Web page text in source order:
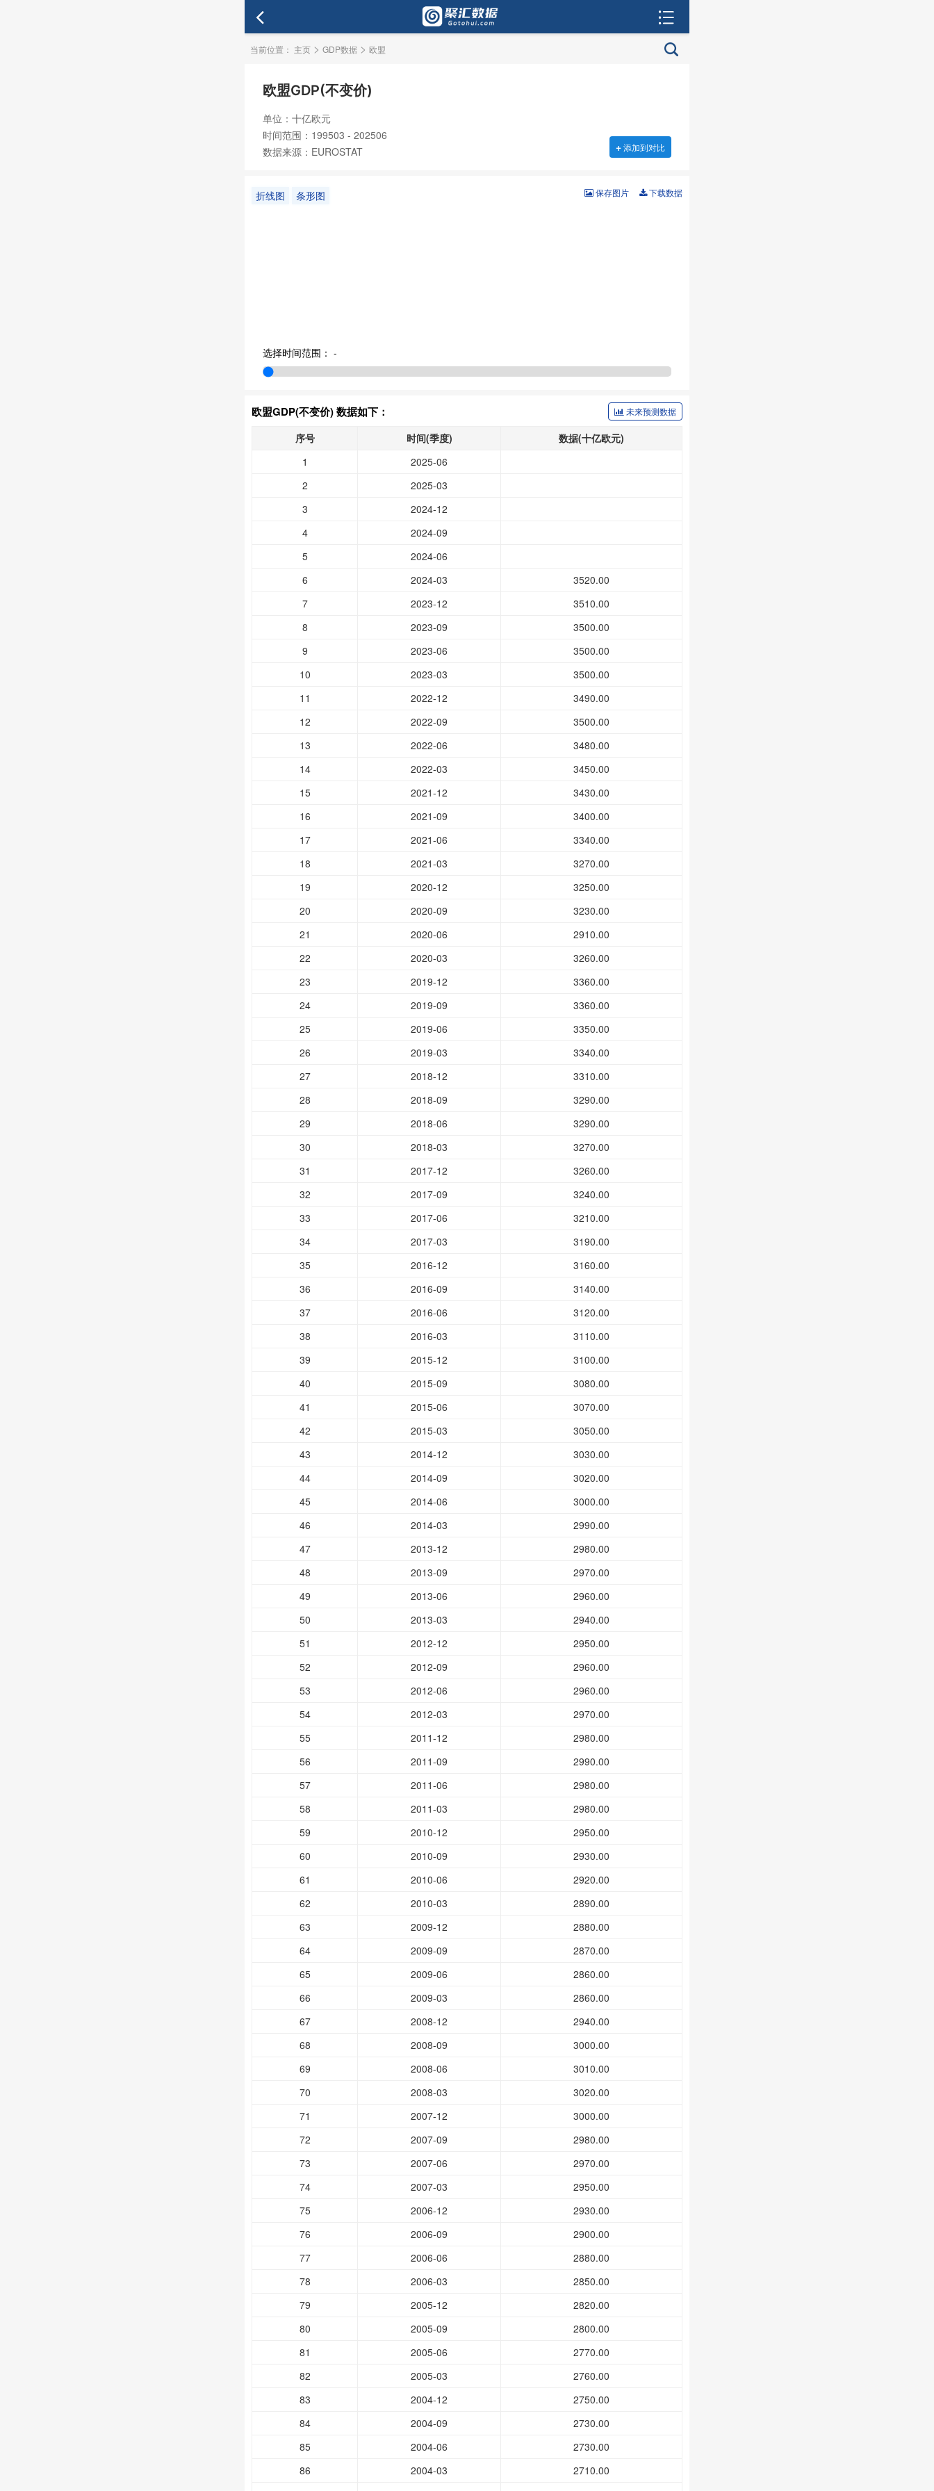
当前位置： 主页 > GDP数据 > 欧盟
欧盟GDP(不变价)
单位：十亿欧元
时间范围：199503 - 202506
数据来源：EUROSTAT
+添加到对比
折线图 条形图 下载数据
保存图片
选择时间范围： -
欧盟GDP(不变价) 数据如下： 未来预测数据
序号 时间(季度)
数据(十亿欧元)
1
2025-06
2
2025-03
3
2024-12
4
2024-09
5
2024-06
6
2024-03
3520.00
7
2023-12
3510.00
8
2023-09
3500.00
9
2023-06
3500.00
10
2023-03
3500.00
11
2022-12
3490.00
12
2022-09
3500.00
13
2022-06
3480.00
14
2022-03
3450.00
15
2021-12
3430.00
16
2021-09
3400.00
17
2021-06
3340.00
18
2021-03
3270.00
19
2020-12
3250.00
20
2020-09
3230.00
21
2020-06
2910.00
22
2020-03
3260.00
23
2019-12
3360.00
24
2019-09
3360.00
25
2019-06
3350.00
26
2019-03
3340.00
27
2018-12
3310.00
28
2018-09
3290.00
29
2018-06
3290.00
30
2018-03
3270.00
31
2017-12
3260.00
32
2017-09
3240.00
33
2017-06
3210.00
34
2017-03
3190.00
35
2016-12
3160.00
36
2016-09
3140.00
37
2016-06
3120.00
38
2016-03
3110.00
39
2015-12
3100.00
40
2015-09
3080.00
41
2015-06
3070.00
42
2015-03
3050.00
43
2014-12
3030.00
44
2014-09
3020.00
45
2014-06
3000.00
46
2014-03
2990.00
47
2013-12
2980.00
48
2013-09
2970.00
49
2013-06
2960.00
50
2013-03
2940.00
51
2012-12
2950.00
52
2012-09
2960.00
53
2012-06
2960.00
54
2012-03
2970.00
55
2011-12
2980.00
56
2011-09
2990.00
57
2011-06
2980.00
58
2011-03
2980.00
59
2010-12
2950.00
60
2010-09
2930.00
61
2010-06
2920.00
62
2010-03
2890.00
63
2009-12
2880.00
64
2009-09
2870.00
65
2009-06
2860.00
66
2009-03
2860.00
67
2008-12
2940.00
68
2008-09
3000.00
69
2008-06
3010.00
70
2008-03
3020.00
71
2007-12
3000.00
72
2007-09
2980.00
73
2007-06
2970.00
74
2007-03
2950.00
75
2006-12
2930.00
76
2006-09
2900.00
77
2006-06
2880.00
78
2006-03
2850.00
79
2005-12
2820.00
80
2005-09
2800.00
81
2005-06
2770.00
82
2005-03
2760.00
83
2004-12
2750.00
84
2004-09
2730.00
85
2004-06
2730.00
86
2004-03
2710.00